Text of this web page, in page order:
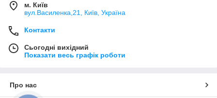
м. Київ
вул.Василенка,21, Київ, Україна
Контакти
Сьогодні вихідний
Показати весь графік роботи
Про нас